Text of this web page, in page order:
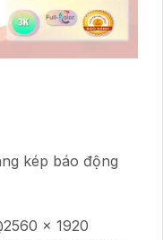
kép báo động
× 1920